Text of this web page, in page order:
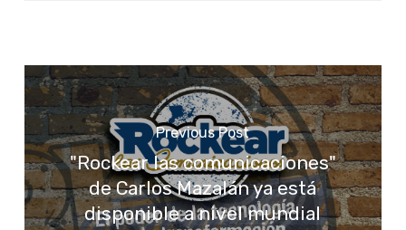
Previous Post
"Rockear las comunicaciones"
de Carlos Mazalán ya está
disponible a nivel mundial